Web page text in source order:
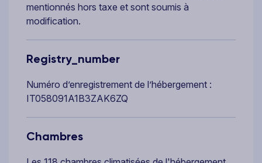
mentionnés hors taxe et sont soumis à
modification.
Registry_number
Numéro d’enregistrement de l’hébergement :
IT058091A1B3ZAK6ZQ
Chambres